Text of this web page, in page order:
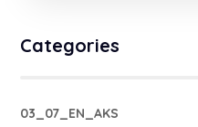
Categories
03_07_EN_AKS